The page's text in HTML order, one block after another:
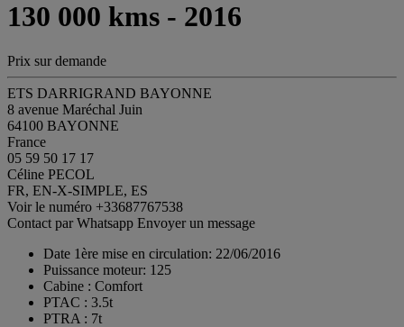
130 000 kms - 2016
Prix sur demande
ETS DARRIGRAND BAYONNE
8 avenue Maréchal Juin
64100 BAYONNE
France
05 59 50 17 17
Céline PECOL
FR, EN-X-SIMPLE, ES
Voir le numéro +33687767538
Contact par Whatsapp Envoyer un message
Date 1ère mise en circulation: 22/06/2016
Puissance moteur: 125
Cabine : Comfort
PTAC : 3.5t
PTRA : 7t